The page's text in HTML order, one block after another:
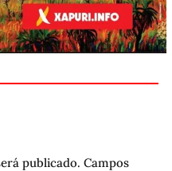
publicado. Campos